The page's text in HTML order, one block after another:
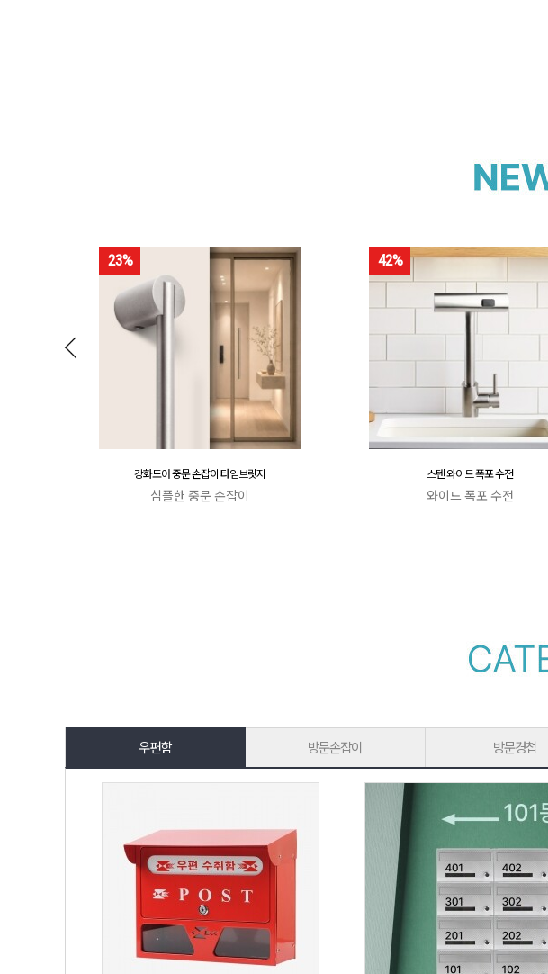
23%
강화도어 중문 손잡이 타임브릿지
심플한 중문 손잡이
42%
스텐 와이드 폭포 수전
와이드 폭포 수전
우편함 방문손잡이 방문경첩